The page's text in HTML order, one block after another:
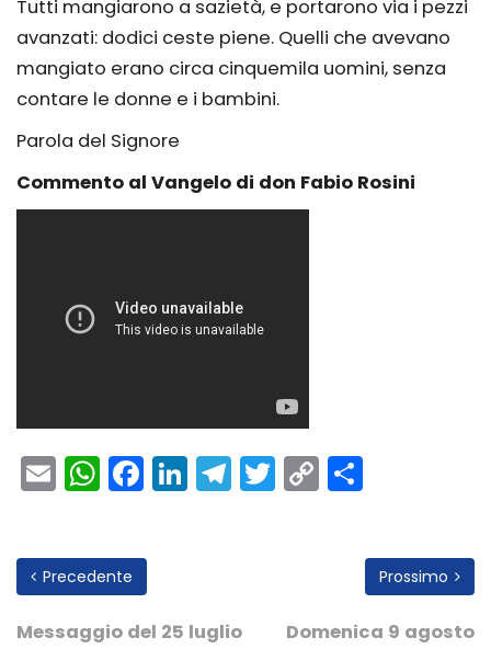
Tutti mangiarono a sazietà, e portarono via i pezzi
avanzati: dodici ceste piene. Quelli che avevano
mangiato erano circa cinquemila uomini, senza
contare le donne e i bambini.
Parola del Signore
Commento al Vangelo di don Fabio Rosini
EmailWhatsApp
Facebook
LinkedIn
Telegram
Twitter
Copy
Link
Precedente
Messaggio del 25 luglio
Prossimo
Domenica 9 agosto